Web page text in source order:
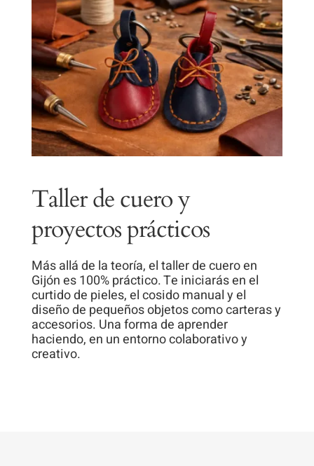
Taller de cuero y
proyectos prácticos
Más allá de la teoría, el taller de cuero en
Gijón es 100% práctico. Te iniciarás en el
curtido de pieles, el cosido manual y el
diseño de pequeños objetos como carteras y
accesorios. Una forma de aprender
haciendo, en un entorno colaborativo y
creativo.